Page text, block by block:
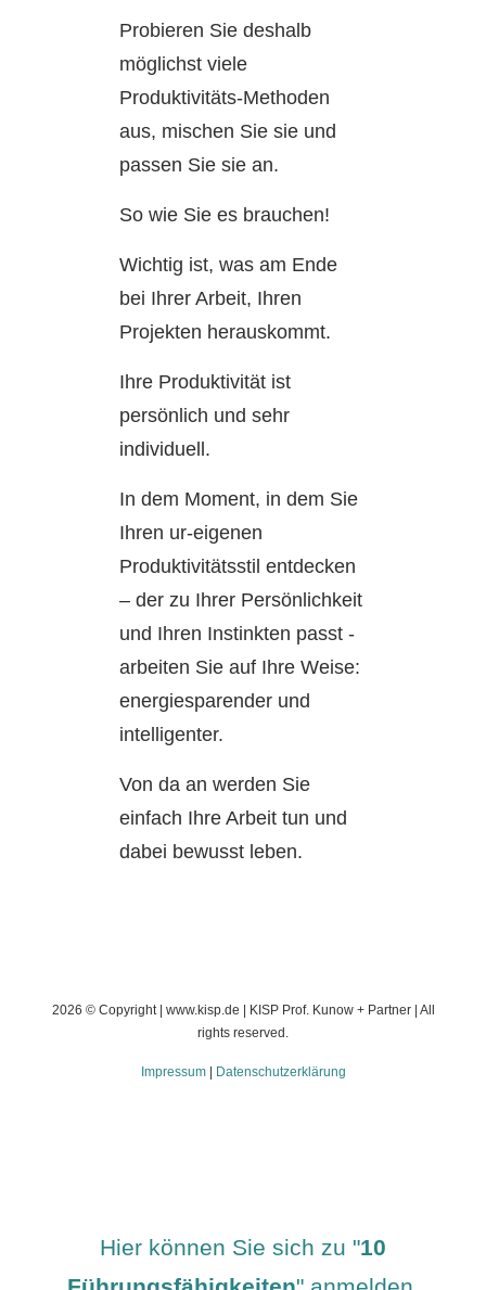
Probieren Sie deshalb
möglichst viele
Produktivitäts-Methoden
aus, mischen Sie sie und
passen Sie sie an.
So wie Sie es brauchen!
Wichtig ist, was am Ende
bei Ihrer Arbeit, Ihren
Projekten herauskommt.
Ihre Produktivität ist
persönlich und sehr
individuell.
In dem Moment, in dem Sie
Ihren ur-eigenen
Produktivitätsstil entdecken
– der zu Ihrer Persönlichkeit
und Ihren Instinkten passt -
arbeiten Sie auf Ihre Weise:
energiesparender und
intelligenter.
Von da an werden Sie
einfach Ihre Arbeit tun und
dabei bewusst leben.
2026 © Copyright | www.kisp.de | KISP Prof. Kunow + Partner | All
rights reserved.
Impressum| Datenschutzerklärung
Hier können Sie sich zu "10